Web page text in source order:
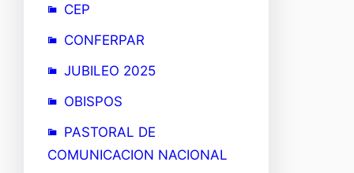
CEP
CONFERPAR
JUBILEO 2025
OBISPOS
PASTORAL DE
COMUNICACION NACIONAL